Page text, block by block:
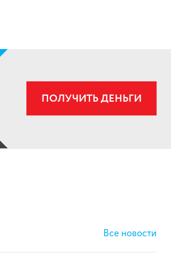
ПОЛУЧИТЬ ДЕНЬГИ
Все новости